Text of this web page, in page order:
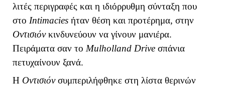
λιτές περιγραφές και η ιδιόρρυθμη σύνταξη που
στο Intimacies ήταν θέση και προτέρημα, στην
Οντισιόνκινδυνεύουν να γίνουν μανιέρα.
Πειράματα σαν το Mulholland Drive σπάνια
πετυχαίνουν ξανά.
Η Οντισιόνσυμπεριλήφθηκε στη λίστα θερινών